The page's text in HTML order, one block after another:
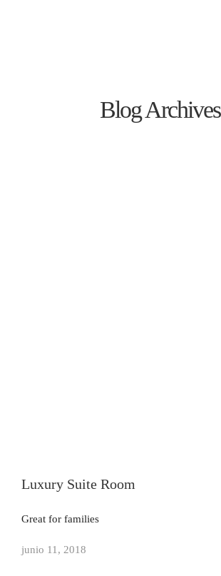
Blog Archives
Luxury Suite Room
Great for families
junio 11, 2018